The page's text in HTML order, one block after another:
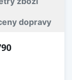
dopravy